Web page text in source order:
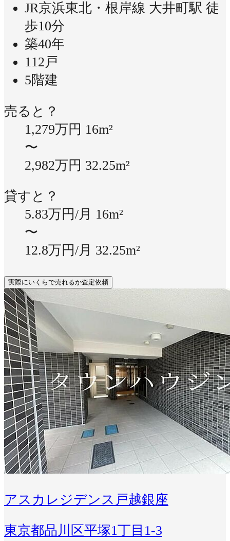
JR京浜東北・根岸線 大井町駅 徒
歩10分
築40年
112戸
5階建
売ると？
1,279万円 16m²
〜
2,982万円 32.25m²
貸すと？
5.83万円/月 16m²
〜
12.8万円/月 32.25m²
実際にいくらで売れるか査定依頼
アスカレジデンス戸越銀座
東京都品川区平塚1丁目1-3